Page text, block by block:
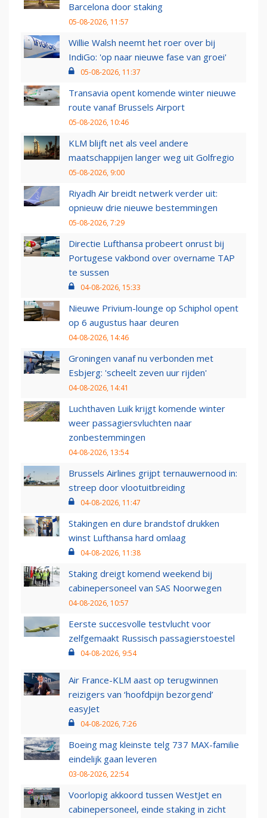
Barcelona door staking
05-08-2026, 11:57
Willie Walsh neemt het roer over bij
IndiGo: 'op naar nieuwe fase van groei'
05-08-2026, 11:37
Transavia opent komende winter nieuwe
route vanaf Brussels Airport
05-08-2026, 10:46
KLM blijft net als veel andere
maatschappijen langer weg uit Golfregio
05-08-2026, 9:00
Riyadh Air breidt netwerk verder uit:
opnieuw drie nieuwe bestemmingen
05-08-2026, 7:29
Directie Lufthansa probeert onrust bij
Portugese vakbond over overname TAP
te sussen
04-08-2026, 15:33
Nieuwe Privium-lounge op Schiphol opent
op 6 augustus haar deuren
04-08-2026, 14:46
Groningen vanaf nu verbonden met
Esbjerg: 'scheelt zeven uur rijden'
04-08-2026, 14:41
Luchthaven Luik krijgt komende winter
weer passagiersvluchten naar
zonbestemmingen
04-08-2026, 13:54
Brussels Airlines grijpt ternauwernood in:
streep door vlootuitbreiding
04-08-2026, 11:47
Stakingen en dure brandstof drukken
winst Lufthansa hard omlaag
04-08-2026, 11:38
Staking dreigt komend weekend bij
cabinepersoneel van SAS Noorwegen
04-08-2026, 10:57
Eerste succesvolle testvlucht voor
zelfgemaakt Russisch passagierstoestel
04-08-2026, 9:54
Air France-KLM aast op terugwinnen
reizigers van ‘hoofdpijn bezorgend’
easyJet
04-08-2026, 7:26
Boeing mag kleinste telg 737 MAX-familie
eindelijk gaan leveren
03-08-2026, 22:54
Voorlopig akkoord tussen WestJet en
cabinepersoneel, einde staking in zicht